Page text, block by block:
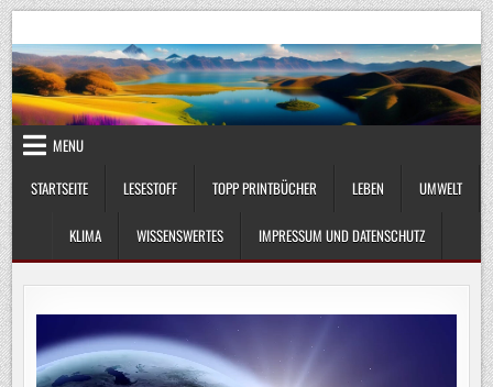
Skip
to
content
UmweltKlima.com
MENU
STARTSEITE
LESESTOFF TOPP PRINTBÜCHER LEBEN UMWELT
KLIMA WISSENSWERTES IMPRESSUM UND DATENSCHUTZ